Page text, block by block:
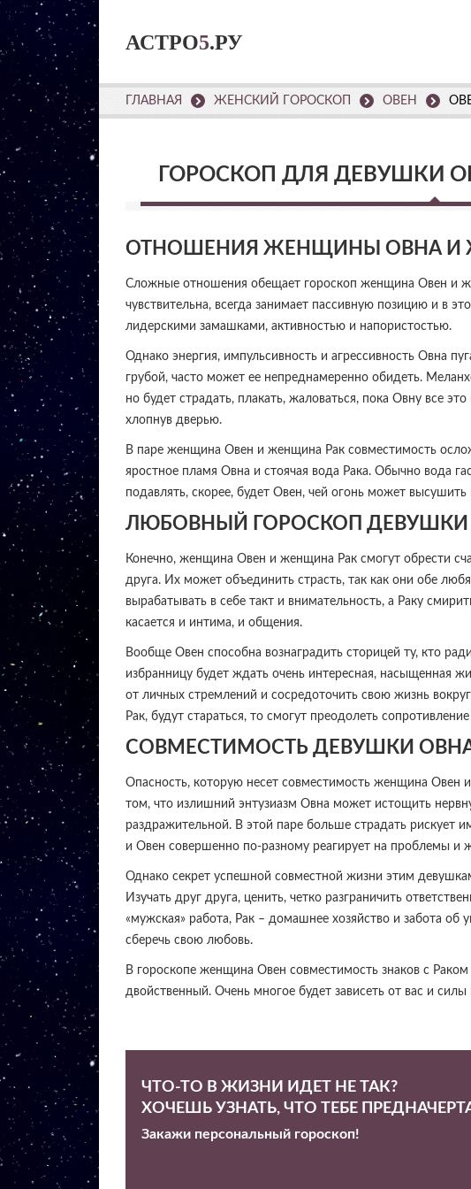
АСТРО5.РУ
ГЛАВНАЯ ЖЕНСКИЙ ГОРОСКОП ОВЕН
ГОРОСКОП ДЛЯ ДЕВУШКИ
ОТНОШЕНИЯ ЖЕНЩИНЫ ОВНА И
Сложные отношения обещает гороскоп женщина Овен и
чувствительна, всегда занимает пассивную позицию и в
лидерскими замашками, активностью и напористостью.
Однако энергия, импульсивность и агрессивность Овна
грубой, часто может ее непреднамеренно обидеть.
но будет страдать, плакать, жаловаться, пока Овну все
хлопнув дверью.
В паре женщина Овен и женщина Рак совместимость
яростное пламя Овна и стоячая вода Рака. Обычно вода
подавлять, скорее, будет Овен, чей огонь может
ЛЮБОВНЫЙ ГОРОСКОП ДЕВУШКИ
Конечно, женщина Овен и женщина Рак смогут обрести
друга. Их может объединить страсть, так как они обе
вырабатывать в себе такт и внимательность, а Раку
касается и интима, и общения.
Вообще Овен способна вознаградить сторицей ту, кто
избранницу будет ждать очень интересная, насыщенная
от личных стремлений и сосредоточить свою жизнь
Рак, будут стараться, то смогут преодолеть
СОВМЕСТИМОСТЬ ДЕВУШКИ
Опасность, которую несет совместимость женщина Овен
том, что излишний энтузиазм Овна может истощить
раздражительной. В этой паре больше страдать рискует
и Овен совершенно по-разному реагирует на проблемы и
Однако секрет успешной совместной жизни этим
Изучать друг друга, ценить, четко разграничить
«мужская» работа, Рак – домашнее хозяйство и забота об
сберечь свою любовь.
В гороскопе женщина Овен совместимость знаков с
двойственный. Очень многое будет зависеть от вас и
ЧТО-ТО В ЖИЗНИ ИДЕТ НЕ ТАК?
ХОЧЕШЬ УЗНАТЬ, ЧТО ТЕБЕ
Закажи персональный гороскоп!